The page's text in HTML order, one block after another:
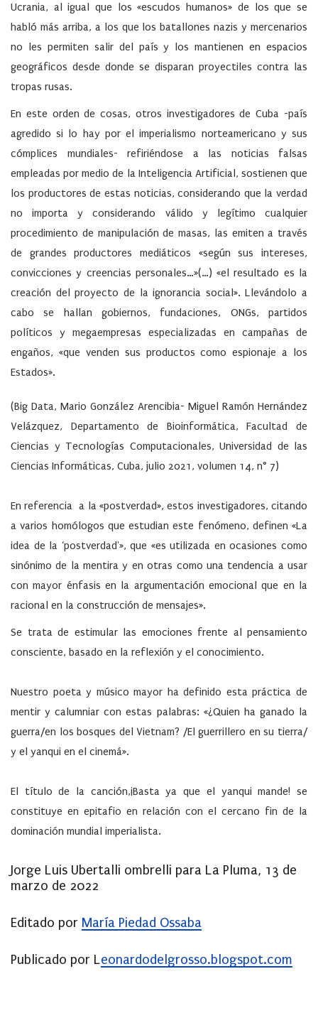
Ucrania, al igual que los «escudos humanos» de los que se
habló más arriba, a los que los batallones nazis y mercenarios
no les permiten salir del país y los mantienen en espacios
geográficos desde donde se disparan proyectiles contra las
tropas rusas.
En este orden de cosas, otros investigadores de Cuba -país
agredido si lo hay por el imperialismo norteamericano y sus
cómplices mundiales- refiriéndose a las noticias falsas
empleadas por medio de la Inteligencia Artificial, sostienen que
los productores de estas noticias, considerando que la verdad
no importa y considerando válido y legítimo cualquier
procedimiento de manipulación de masas, las emiten a través
de grandes productores mediáticos «según sus intereses,
convicciones y creencias personales…»(…) «el resultado es la
creación del proyecto de la ignorancia social». Llevándolo a
cabo se hallan gobiernos, fundaciones, ONGs, partidos
políticos y megaempresas especializadas en campañas de
engaños, «que venden sus productos como espionaje a los
Estados».
(Big Data, Mario González Arencibia- Miguel Ramón Hernández
Velázquez, Departamento de Bioinformática, Facultad de
Ciencias y Tecnologías Computacionales, Universidad de las
Ciencias Informáticas, Cuba, julio 2021, volumen 14, n° 7)
En referencia a la «postverdad», estos investigadores, citando
a varios homólogos que estudian este fenómeno, definen «La
idea de la ‘postverdad'», que «es utilizada en ocasiones como
sinónimo de la mentira y en otras como una tendencia a usar
con mayor énfasis en la argumentación emocional que en la
racional en la construcción de mensajes».
Se trata de estimular las emociones frente al pensamiento
consciente, basado en la reflexión y el conocimiento.
Nuestro poeta y músico mayor ha definido esta práctica de
mentir y calumniar con estas palabras: «¿Quien ha ganado la
guerra/en los bosques del Vietnam? /El guerrillero en su tierra/
y el yanqui en el cinemá».
El título de la canción,¡Basta ya que el yanqui mande! se
constituye en epitafio en relación con el cercano fin de la
dominación mundial imperialista.
Jorge Luis Ubertalli ombrelli para La Pluma, 13 de
marzo de 2022
Editado por María Piedad Ossaba
Publicado por Leonardodelgrosso.blogspot.com